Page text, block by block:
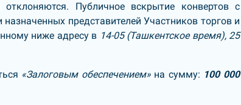
Публичное вскрытие конвертов с
представителей Участников торгов и
ниже адресу в 14-05 (Ташкентское время), 25
«Залоговым обеспечением»на сумму: 100 000